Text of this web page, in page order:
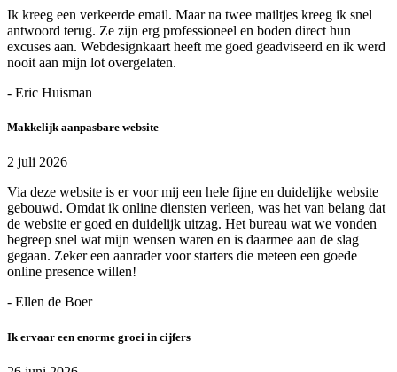
Ik kreeg een verkeerde email. Maar na twee mailtjes kreeg ik snel
antwoord terug. Ze zijn erg professioneel en boden direct hun
excuses aan. Webdesignkaart heeft me goed geadviseerd en ik werd
nooit aan mijn lot overgelaten.
- Eric Huisman
Makkelijk aanpasbare website
2 juli 2026
Via deze website is er voor mij een hele fijne en duidelijke website
gebouwd. Omdat ik online diensten verleen, was het van belang dat
de website er goed en duidelijk uitzag. Het bureau wat we vonden
begreep snel wat mijn wensen waren en is daarmee aan de slag
gegaan. Zeker een aanrader voor starters die meteen een goede
online presence willen!
- Ellen de Boer
Ik ervaar een enorme groei in cijfers